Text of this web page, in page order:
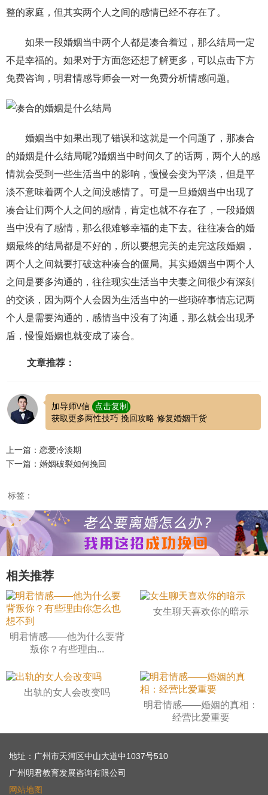
整的家庭，但其实两个人之间的感情已经不存在了。
如果一段婚姻当中两个人都是凑合着过，那么结局一定
不是幸福的。如果对于方面您还想了解更多，可以点击下方
免费咨询，明君情感导师会一对一免费分析情感问题。
婚姻当中如果出现了错误和这就是一个问题了，那凑合
的婚姻是什么结局呢?婚姻当中时间久了的话两，两个人的感
情就会受到一些生活当中的影响，慢慢会变为平淡，但是平
淡不意味着两个人之间没感情了。可是一旦婚姻当中出现了
凑合让们两个人之间的感情，肯定也就不存在了，一段婚姻
当中没有了感情，那么很难够幸福的走下去。往往凑合的婚
姻最终的结局都是不好的，所以要想完美的走完这段婚姻，
两个人之间就要打破这种凑合的僵局。其实婚姻当中两个人
之间是要多沟通的，往往现实生活当中夫妻之间很少有深刻
的交谈，因为两个人会因为生活当中的一些琐碎事情忘记两
个人是需要沟通的，感情当中没有了沟通，那么就会出现矛
盾，慢慢婚姻也就变成了凑合。
文章推荐：
加导师\/信
点击复制
获取更多两性技巧 挽回攻略 修复婚姻干货
上一篇：恋爱冷淡期
下一篇：婚姻破裂如何挽回
标签：
相关推荐
明君情感——他为什么要背
叛你？有些理由...
女生聊天喜欢你的暗示
出轨的女人会改变吗
明君情感——婚姻的真相：
经营比爱重要
地址：广州市天河区中山大道中1037号510
广州明君教育发展咨询有限公司
网站地图